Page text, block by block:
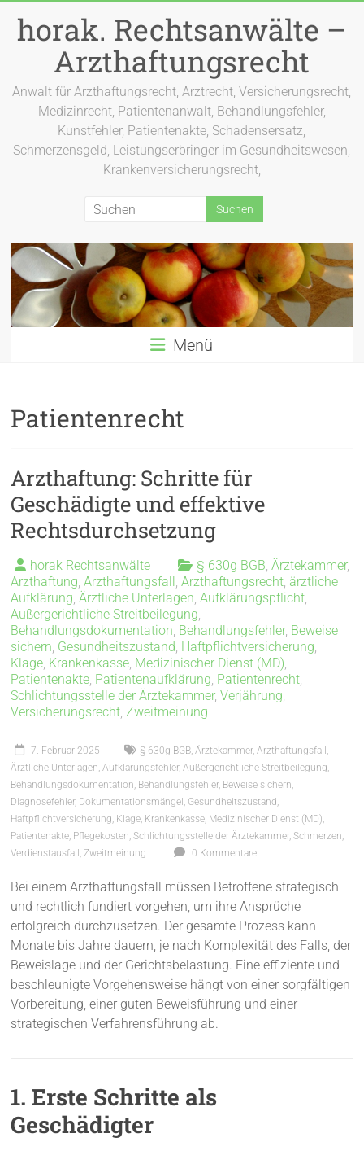
Inhalt
springen
horak. Rechtsanwälte –
Arzthaftungsrecht
Anwalt für Arzthaftungsrecht, Arztrecht, Versicherungsrecht,
Medizinrecht, Patientenanwalt, Behandlungsfehler,
Kunstfehler, Patientenakte, Schadensersatz,
Schmerzensgeld, Leistungserbringer im Gesundheitswesen,
Krankenversicherungsrecht,
Menü
Patientenrecht
Arzthaftung: Schritte für
Geschädigte und effektive
Rechtsdurchsetzung
horak Rechtsanwälte § 630g BGB ,Ärztekammer,
Arzthaftung ,Arzthaftungsfall ,Arzthaftungsrecht ,ärztliche
Aufklärung ,Ärztliche Unterlagen ,Aufklärungspflicht
Außergerichtliche Streitbeilegung
Behandlungsdokumentation Behandlungsfehler, Beweise
sichern Gesundheitszustand Haftpflichtversicherung
Klage Krankenkasse Medizinischer Dienst (MD)
Patientenakte Patientenaufklärung Patientenrecht
Schlichtungsstelle der Ärztekammer,Verjährung
Versicherungsrecht Zweitmeinung
7. Februar 2025 § 630g BGB ,Ärztekammer,Arzthaftungsfall
Ärztliche Unterlagen ,Aufklärungsfehler,Außergerichtliche Streitbeilegung
Behandlungsdokumentation Behandlungsfehler, Beweise sichern
Diagnosefehler, Dokumentationsmängel Gesundheitszustand
Haftpflichtversicherung Klage Krankenkasse Medizinischer Dienst (MD)
Patientenakte Pflegekosten ,Schlichtungsstelle der Ärztekammer,Schmerzen
Verdienstausfall Zweitmeinung 0 Kommentare
Bei einem Arzthaftungsfall müssen Betroffene strategisch
und rechtlich fundiert vorgehen, um ihre Ansprüche
erfolgreich durchzusetzen. Der gesamte Prozess kann
Monate bis Jahre dauern, je nach Komplexität des Falls, der
Beweislage und der Gerichtsbelastung. Eine effiziente und
beschleunigte Vorgehensweise hängt von einer sorgfältigen
Vorbereitung, einer guten Beweisführung und einer
strategischen Verfahrensführung ab.
1. Erste Schritte als
Geschädigter